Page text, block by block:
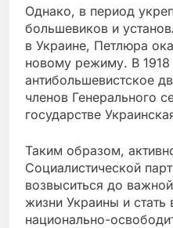
Однако, в период
большевиков и
в Украине, Петлюра
новому режиму. В 1918
антибольшевистское
членов Генерального
государстве
Таким образом,
Социалистической
возвыситься до
жизни Украины и
национально-